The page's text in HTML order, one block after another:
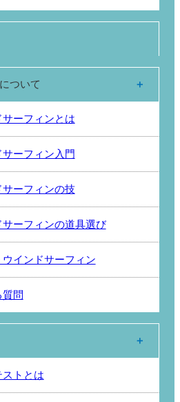
ついて
サーフィンとは
サーフィン入門
サーフィンの技
サーフィンの道具選び
ウインドサーフィン
質問
トとは